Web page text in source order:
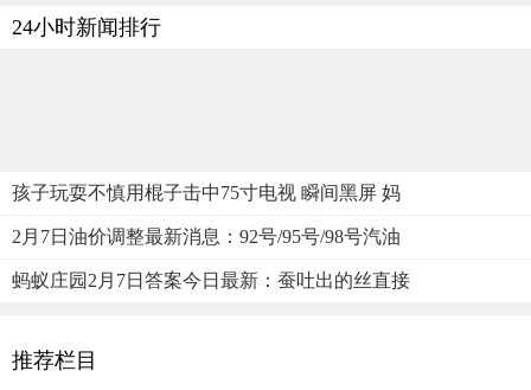
24小时新闻排行
孩子玩耍不慎用棍子击中75寸电视 瞬间黑屏 妈
2月7日油价调整最新消息：92号/95号/98号汽油
蚂蚁庄园2月7日答案今日最新：蚕吐出的丝直接
推荐栏目